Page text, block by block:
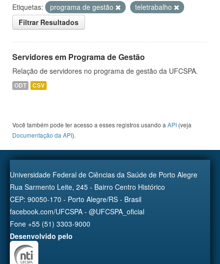
Etiquetas:
programa de gestão
teletrabalho
Filtrar Resultados
Servidores em Programa de Gestão
Relação de servidores no programa de gestão da UFCSPA.
ODT CSV
Você também pode ter acesso a esses registros usando a API (veja
Documentação da API).
Universidade Federal de Ciências da Saúde de Porto Alegre
Rua Sarmento Leite, 245 - Bairro Centro Histórico
CEP: 90050-170 - Porto Alegre/RS - Brasil
facebook.com/UFCSPA - @UFCSPA_oficial
Fone +55 (51) 3303-9000
Desenvolvido pelo